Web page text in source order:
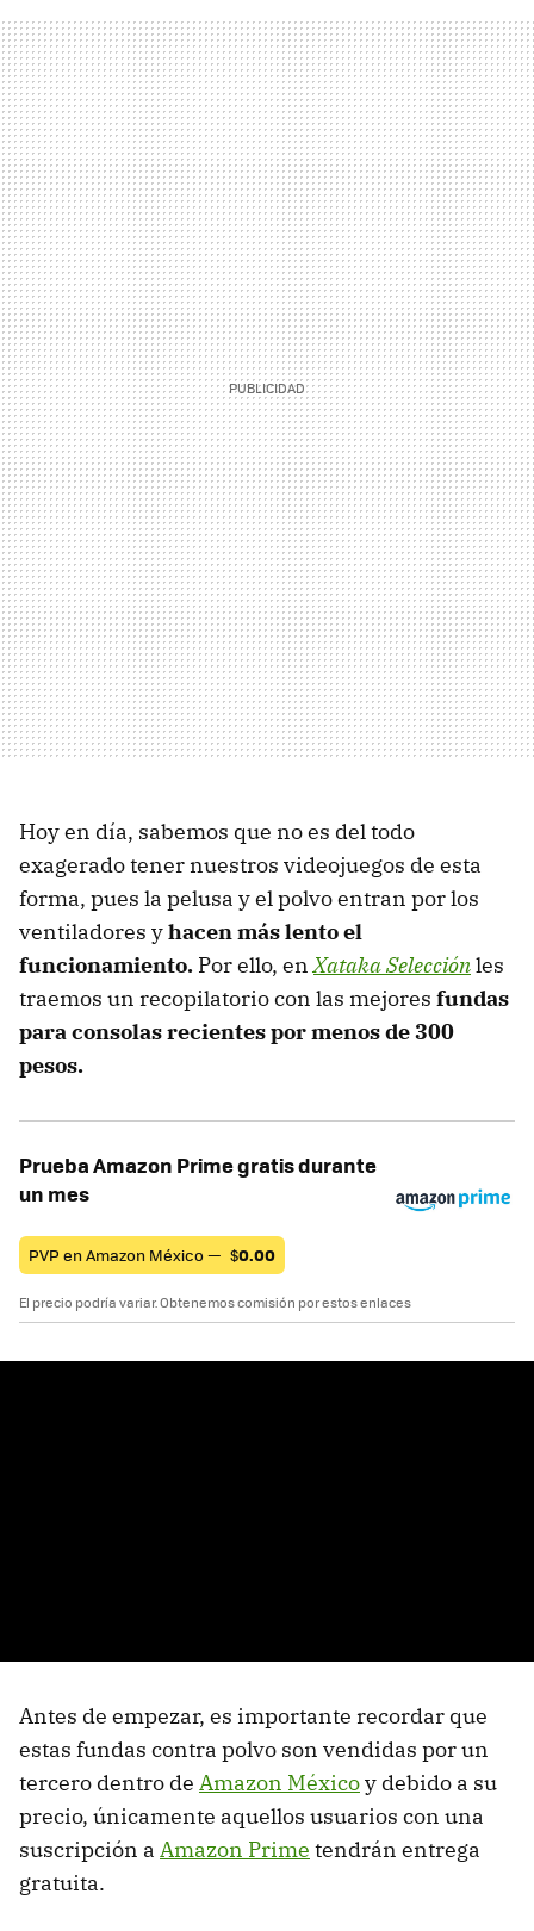
Hoy en día, sabemos que no es del todo
exagerado tener nuestros videojuegos de esta
forma, pues la pelusa y el polvo entran por los
ventiladores yhacen más lento el
funcionamiento. Por ello, enXataka Selecciónles
traemos un recopilatorio con las mejores fundas
para consolas recientes por menos de 300
pesos.
Prueba Amazon Prime gratis durante
un mes
PVP en Amazon México — $0.00
El precio podría variar. Obtenemos comisión por estos enlaces
Antes de empezar, es importante recordar que
estas fundas contra polvo son vendidas por un
tercero dentro de Amazon Méxicoy debido a su
precio, únicamente aquellos usuarios con una
suscripción a Amazon Prime tendrán entrega
gratuita.